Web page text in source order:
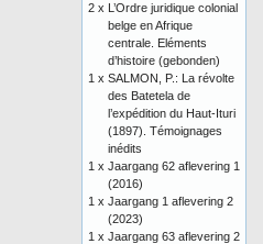
2 x L’Ordre juridique colonial
belge en Afrique
centrale. Eléments
d’histoire (gebonden)
1 x SALMON, P.: La révolte
des Batetela de
l’expédition du Haut-Ituri
(1897). Témoignages
inédits
1 x Jaargang 62 aflevering 1
(2016)
1 x Jaargang 1 aflevering 2
(2023)
1 x Jaargang 63 aflevering 2